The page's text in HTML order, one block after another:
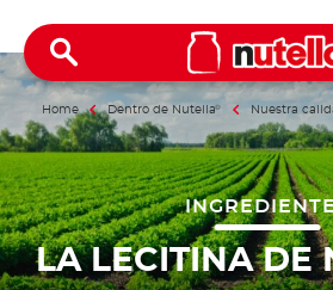
Home Dentro de Nutella® Nuestra
LA LECITINA DE